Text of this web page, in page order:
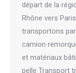
départ de la
Rhône vers
transportons
camion
et matériaux
pelle Transport